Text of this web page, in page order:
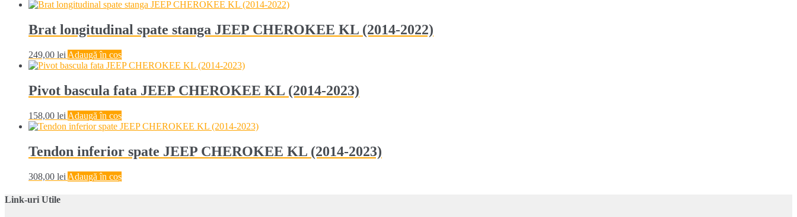
Brat longitudinal spate stanga JEEP CHEROKEE KL (2014-2022)
249,00 lei Adaugă în coș
Pivot bascula fata JEEP CHEROKEE KL (2014-2023)
158,00 lei Adaugă în coș
Tendon inferior spate JEEP CHEROKEE KL (2014-2023)
308,00 lei Adaugă în coș
Link-uri Utile